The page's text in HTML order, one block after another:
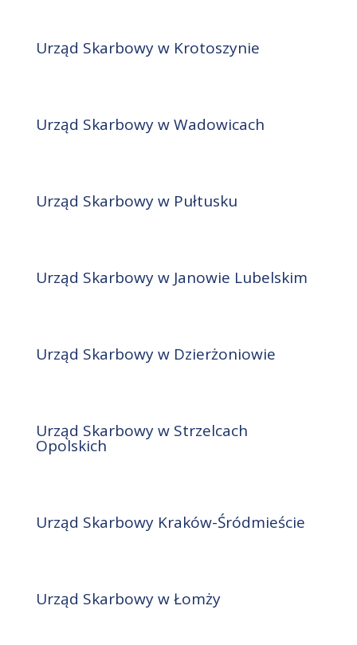
Urząd Skarbowy w Krotoszynie
Urząd Skarbowy w Wadowicach
Urząd Skarbowy w Pułtusku
Urząd Skarbowy w Janowie Lubelskim
Urząd Skarbowy w Dzierżoniowie
Urząd Skarbowy w Strzelcach
Opolskich
Urząd Skarbowy Kraków-Śródmieście
Urząd Skarbowy w Łomży